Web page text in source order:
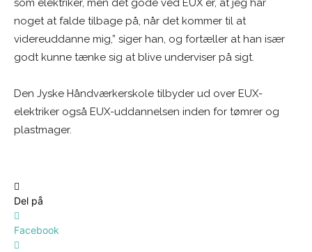
som elektriker, men det gode ved EUX er, at jeg har
noget at falde tilbage på, når det kommer til at
videreuddanne mig,” siger han, og fortæller at han især
godt kunne tænke sig at blive underviser på sigt.
Den Jyske Håndværkerskole tilbyder ud over EUX-
elektriker også EUX-uddannelsen inden for tømrer og
plastmager.
Del på
Facebook